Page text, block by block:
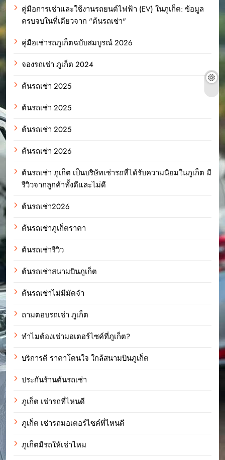
คู่มือการเช่าและใช้งานรถยนต์ไฟฟ้า (EV) ในภูเก็ต: ข้อมูล
ครบจบในที่เดียวจาก "ต้นรถเช่า"
คู่มือเช่ารถภูเก็ตฉบับสมบูรณ์ 2026
จองรถเช่า ภูเก็ต 2024
ต้นรถเช่า 2025
ต้นรถเช่า 2025
ต้นรถเช่า 2025
ต้นรถเช่า 2026
ต้นรถเช่า ภูเก็ต เป็นบริษัทเช่ารถที่ได้รับความนิยมในภูเก็ต มี
รีวิวจากลูกค้าทั้งดีและไม่ดี
ต้นรถเช่า2026
ต้นรถเช่าภูเก็ตราคา
ต้นรถเช่ารีวิว
ต้นรถเช่าสนามบินภูเก็ต
ต้นรถเช่าไม่มีมัดจำ
ถามตอบรถเช่า ภูเก็ต
ทำไมต้องเช่ามอเตอร์ไซค์ที่ภูเก็ต?
บริการดี ราคาโดนใจ ใกล้สนามบินภูเก็ต
ประกันร้านต้นรถเช่า
ภูเก็ต เช่ารถที่ไหนดี
ภูเก็ต เช่ารถมอเตอร์ไซค์ที่ไหนดี
ภูเก็ตมีรถให้เช่าไหม